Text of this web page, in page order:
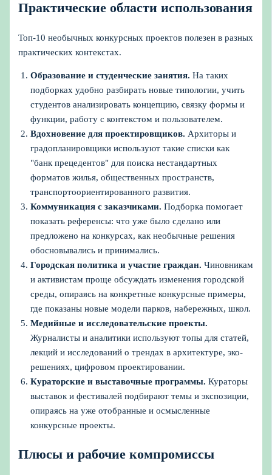
Практические области использования
Топ-10 необычных конкурсных проектов полезен в разных
практических контекстах.
Образование и студенческие занятия. На таких
подборках удобно разбирать новые типологии, учить
студентов анализировать концепцию, связку формы и
функции, работу с контекстом и пользователем.
Вдохновение для проектировщиков. Архиторы и
градопланировщики используют такие списки как
"банк прецедентов" для поиска нестандартных
форматов жилья, общественных пространств,
транспортоориентированного развития.
Коммуникация с заказчиками. Подборка помогает
показать референсы: что уже было сделано или
предложено на конкурсах, как необычные решения
обосновывались и принимались.
Городская политика и участие граждан. Чиновникам
и активистам проще обсуждать изменения городской
среды, опираясь на конкретные конкурсные примеры,
где показаны новые модели парков, набережных, школ.
Медийные и исследовательские проекты.
Журналисты и аналитики используют топы для статей,
лекций и исследований о трендах в архитектуре, эко-
решениях, цифровом проектировании.
Кураторские и выставочные программы. Кураторы
выставок и фестивалей подбирают темы и экспозиции,
опираясь на уже отобранные и осмысленные
конкурсные проекты.
Плюсы и рабочие компромиссы